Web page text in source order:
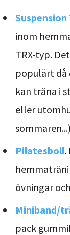
Suspension
inom
TRX-typ.
populärt då
kan träna i
eller
sommaren...)
Pilatesboll.
övningar
Miniband/
pack